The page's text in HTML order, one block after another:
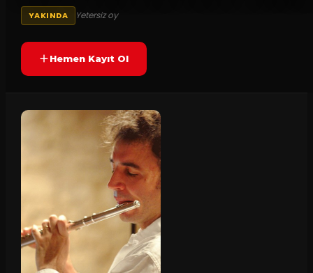
YAKINDA Yetersiz oy
Hemen Kayıt Ol